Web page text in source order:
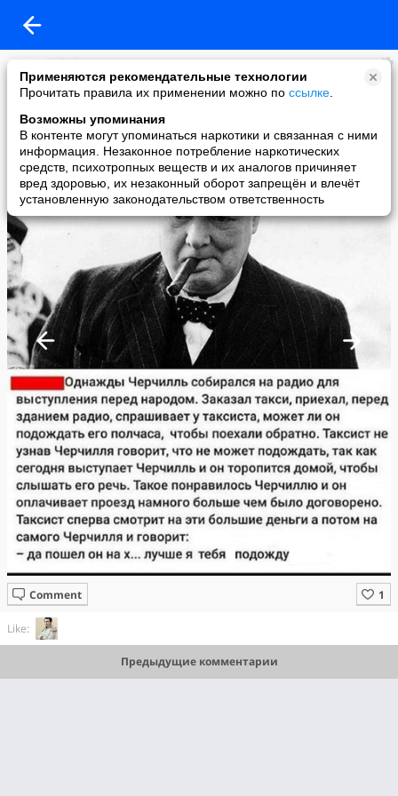
Применяются рекомендательные технологии
Прочитать правила их применении можно по ссылке
Возможны упоминания
В контенте могут упоминаться наркотики и связанная с ними
информация. Незаконное потребление наркотических
средств, психотропных веществ и их аналогов причиняет
вред здоровью, их незаконный оборот запрещён и влечёт
установленную законодательством ответственность
Vlad.P.K.
added a photo
16 Feb в 11:36
Comment
Like:
Предыдущие комментарии